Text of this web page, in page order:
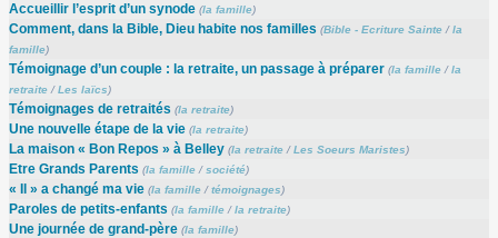
Accueillir l’esprit d’un synode (la famille)
Comment, dans la Bible, Dieu habite nos familles (Bible - Ecriture Sainte/la
famille)
Témoignage d’un couple : la retraite, un passage à préparer (la famille/la
retraite/Les laïcs)
Témoignages de retraités (la retraite)
Une nouvelle étape de la vie (la retraite)
La maison « Bon Repos » à Belley (la retraite/Les Soeurs Maristes)
Etre Grands Parents (la famille/société)
« Il » a changé ma vie (la famille/témoignages)
Paroles de petits-enfants (la famille/la retraite)
Une journée de grand-père (la famille)